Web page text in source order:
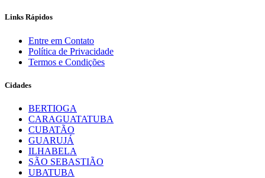
Links Rápidos
Entre em Contato
Política de Privacidade
Termos e Condições
Cidades
BERTIOGA
CARAGUATATUBA
CUBATÃO
GUARUJÁ
ILHABELA
SÃO SEBASTIÃO
UBATUBA